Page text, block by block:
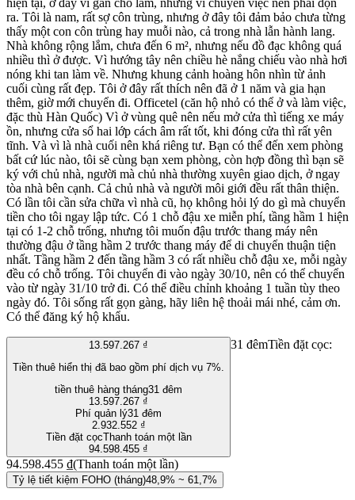
ra. Tôi là nam, rất sợ côn trùng, nhưng ở đây tôi đảm bảo chưa từng
thấy một con côn trùng hay muỗi nào, cả trong nhà lẫn hành lang.
Nhà không rộng lắm, chưa đến 6 m², nhưng nếu đồ đạc không quá
nhiều thì ở được. Vì hướng tây nên chiều hè nắng chiếu vào nhà hơi
nóng khi tan làm về. Nhưng khung cảnh hoàng hôn nhìn từ ảnh
cuối cùng rất đẹp. Tôi ở đây rất thích nên đã ở 1 năm và gia hạn
thêm, giờ mới chuyển đi. Officetel (căn hộ nhỏ có thể ở và làm việc,
đặc thù Hàn Quốc) Vì ở vùng quê nên nếu mở cửa thì tiếng xe máy
ồn, nhưng cửa sổ hai lớp cách âm rất tốt, khi đóng cửa thì rất yên
tĩnh. Và vì là nhà cuối nên khá riêng tư. Bạn có thể đến xem phòng
bất cứ lúc nào, tôi sẽ cùng bạn xem phòng, còn hợp đồng thì bạn sẽ
ký với chủ nhà, người mà chủ nhà thường xuyên giao dịch, ở ngay
tòa nhà bên cạnh. Cả chủ nhà và người môi giới đều rất thân thiện.
Có lần tôi cần sửa chữa vì nhà cũ, họ không hỏi lý do gì mà chuyển
tiền cho tôi ngay lập tức. Có 1 chỗ đậu xe miễn phí, tầng hầm 1 hiện
tại có 1-2 chỗ trống, nhưng tôi muốn đậu trước thang máy nên
thường đậu ở tầng hầm 2 trước thang máy để di chuyển thuận tiện
nhất. Tầng hầm 2 đến tầng hầm 3 có rất nhiều chỗ đậu xe, mỗi ngày
đều có chỗ trống. Tôi chuyển đi vào ngày 30/10, nên có thể chuyển
vào từ ngày 31/10 trở đi. Có thể điều chỉnh khoảng 1 tuần tùy theo
ngày đó. Tôi sống rất gọn gàng, hãy liên hệ thoải mái nhé, cảm ơn.
Có thể đăng ký hộ khẩu.
13.597.267 ₫
Tiền thuê hiển thị đã bao gồm phí dịch vụ 7%.
tiền thuê hàng tháng31 đêm
13.597.267 ₫
Phí quản lý31 đêm
2.932.552 ₫
Tiền đặt cọcThanh toán một lần
94.598.455 ₫
31 đêmTiền đặt cọc:
94.598.455 ₫(Thanh toán một lần)
Tỷ lệ tiết kiệm FOHO (tháng)48,9% ~ 61,7%